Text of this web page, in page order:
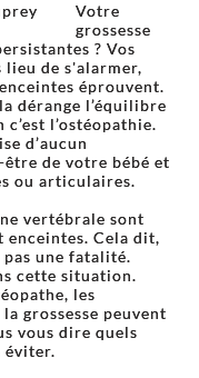
Votre
grossesse
? Vos
lieu de s'alarmer,
éprouvent.
dérange l’équilibre
l’ostéopathie.
d’aucun
de votre bébé et
ou articulaires.
vertébrale sont
enceintes. Cela dit,
pas une fatalité.
cette situation.
les
grossesse peuvent
vous dire quels
éviter.